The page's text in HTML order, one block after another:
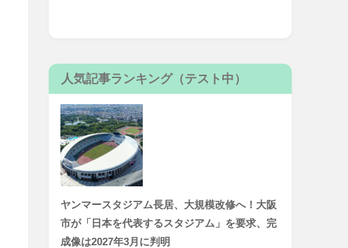
人気記事ランキング（テスト中）
ヤンマースタジアム長居、大規模改修へ！大阪
市が「日本を代表するスタジアム」を要求、完
成像は2027年3月に判明